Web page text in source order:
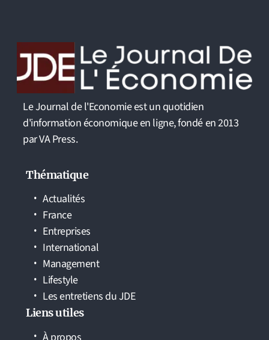
Le Journal de l'Economie est un quotidien
d'information économique en ligne, fondé en 2013
par VA Press.
Thématique
Actualités
France
Entreprises
International
Management
Lifestyle
Les entretiens du JDE
Liens utiles